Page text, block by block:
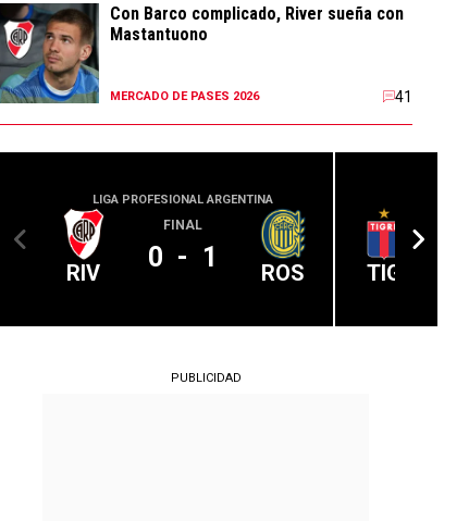
Con Barco complicado, River sueña con
Mastantuono
MERCADO DE PASES 2026 41
LIGA PROFESIONAL ARGENTINA
RIV
FINAL
0 - 1 ROS TIG
PUBLICIDAD